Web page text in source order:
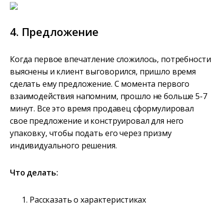
4. Предложение
Когда первое впечатление сложилось, потребности
выяснены и клиент выговорился, пришло время
сделать ему предложение. С момента первого
взаимодействия напомним, прошло не больше 5-7
минут. Все это время продавец сформулировал
свое предложение и конструировал для него
упаковку, чтобы подать его через призму
индивидуального решения.
Что делать:
Рассказать о характеристиках